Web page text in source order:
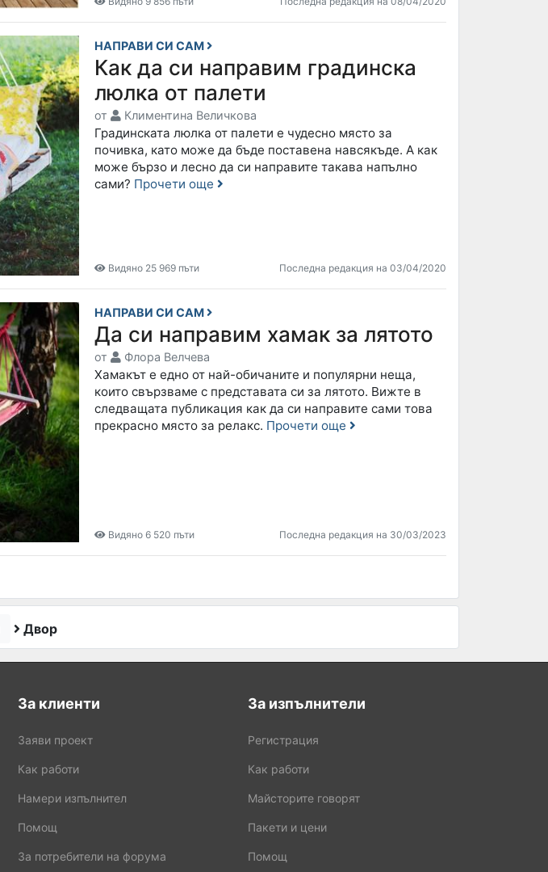
НАПРАВИ СИ САМ
Как да си направим градинска
люлка от палети
от Климентина Величкова
Градинската люлка от палети е чудесно място за
почивка, като може да бъде поставена навсякъде. А как
може бързо и лесно да си направите такава напълно
сами? Прочети още
Видяно 25 969 пъти Последна редакция на 03/04/2020
НАПРАВИ СИ САМ
Да си направим хамак за лятото
от Флора Велчева
Хамакът е едно от най-обичаните и популярни неща,
които свързваме с представата си за лятото. Вижте в
следващата публикация как да си направите сами това
прекрасно място за релакс. Прочети още
Видяно 6 520 пъти Последна редакция на 30/03/2023
Двор
За клиенти
Заяви проект
Как работи
Намери изпълнител
Помощ
За потребители на форума
За изпълнители
Регистрация
Как работи
Майсторите говорят
Пакети и цени
Помощ